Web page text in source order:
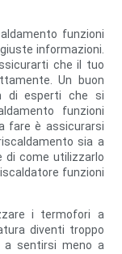
funzioni
informazioni.
che il tuo
Un buon
di esperti che si
funzioni
fare è assicurarsi
sia a
di come utilizzarlo
funzioni
i termofori a
diventi troppo
a sentirsi meno a